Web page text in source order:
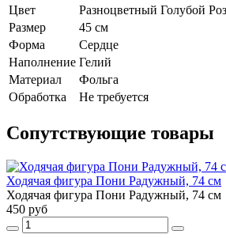
Цвет
Разноцветный Голубой
Размер
45 см
Форма
Сердце
Наполнение Гелий
Материал
Фольга
Обработка
Не требуется
Сопутствующие товары
Ходячая фигура Пони Радужный, 74 см
Ходячая фигура Пони Радужный, 74 см
450 руб